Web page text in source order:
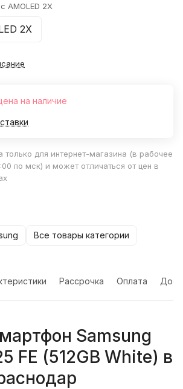
AMOLED 2X
2X
на наличие
только для интернет-магазина (в рабочее
по мск) и может отличаться от цен в
Все товары категории
Рассрочка Оплата
Samsung
FE (512GB White) в